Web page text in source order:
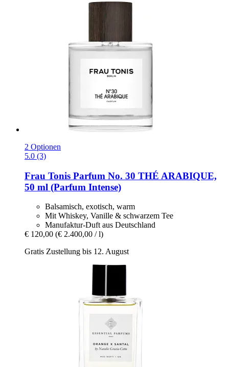
2 Optionen
5.0 (3)
Frau Tonis Parfum No. 30 THÉ ARABIQUE,
50 ml (Parfum Intense)
Balsamisch, exotisch, warm
Mit Whiskey, Vanille & schwarzem Tee
Manufaktur-Duft aus Deutschland
€ 120,00 (€ 2.400,00 / l)
Gratis Zustellung bis 12. August